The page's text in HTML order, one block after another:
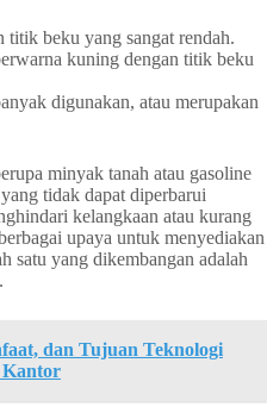
titik beku yang sangat rendah.
kuning dengan titik beku
digunakan, atau merupakan
minyak tanah atau gasoline
tidak dapat diperbarui
kelangkaan atau kurang
upaya untuk menyediakan
satu yang dikembangan adalah
dan Tujuan Teknologi
Kantor